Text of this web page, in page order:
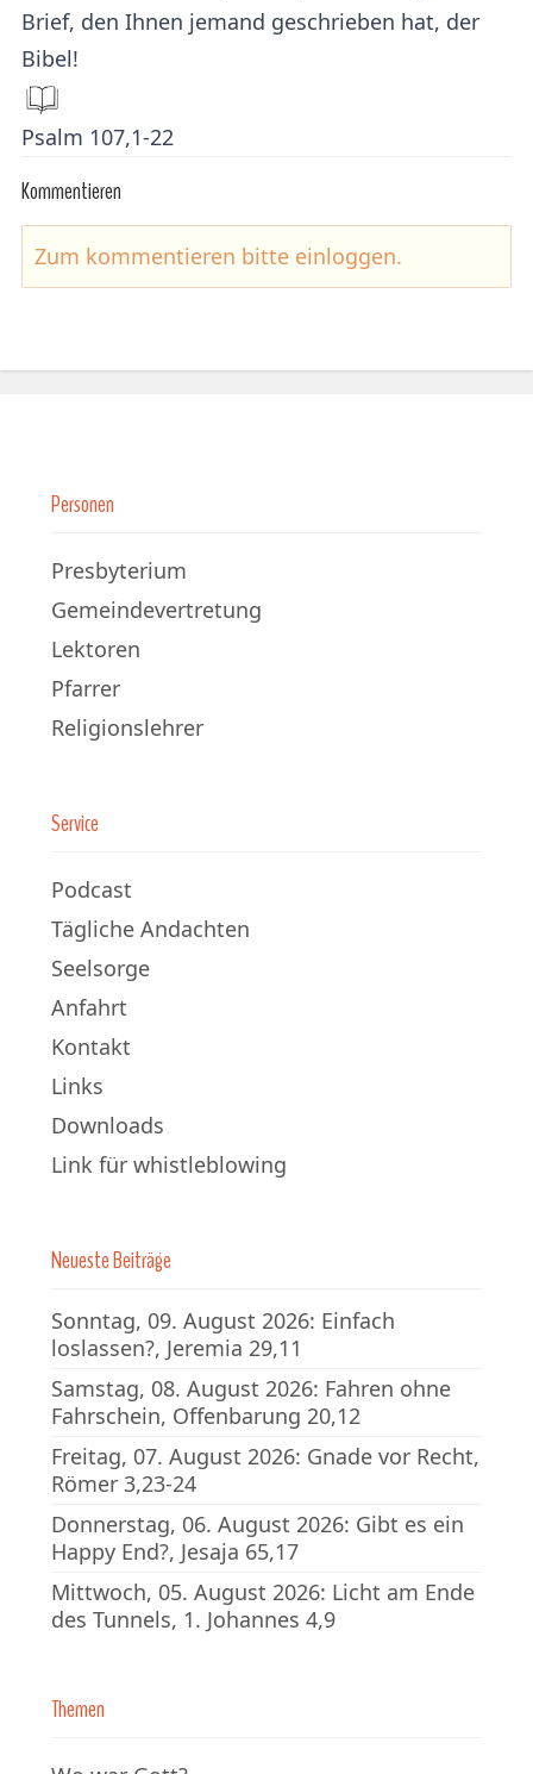
Brief, den Ihnen jemand geschrieben hat, der
Bibel!
Psalm 107,1-22
Kommentieren
Zum kommentieren bitte einloggen.
Personen
Presbyterium
Gemeindevertretung
Lektoren
Pfarrer
Religionslehrer
Service
Podcast
Tägliche Andachten
Seelsorge
Anfahrt
Kontakt
Links
Downloads
Link für whistleblowing
Neueste Beiträge
Sonntag, 09. August 2026: Einfach
loslassen?, Jeremia 29,11
Samstag, 08. August 2026: Fahren ohne
Fahrschein, Offenbarung 20,12
Freitag, 07. August 2026: Gnade vor Recht,
Römer 3,23-24
Donnerstag, 06. August 2026: Gibt es ein
Happy End?, Jesaja 65,17
Mittwoch, 05. August 2026: Licht am Ende
des Tunnels, 1. Johannes 4,9
Themen